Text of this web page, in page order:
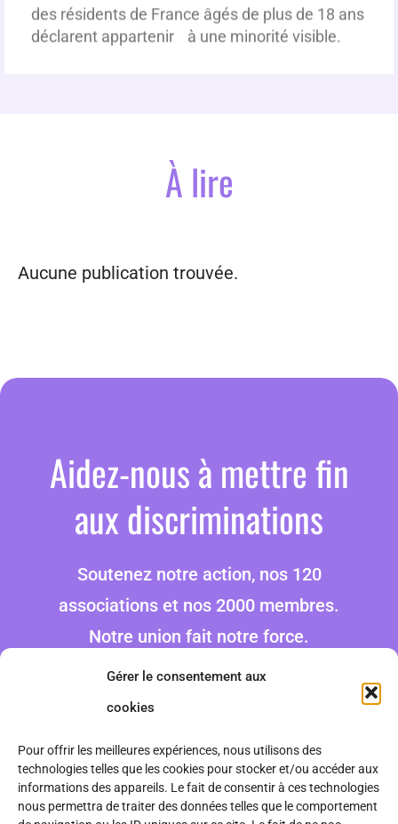
Gérer le consentement aux
cookies
Pour offrir les meilleures expériences, nous utilisons des
technologies telles que les cookies pour stocker et/ou accéder aux
informations des appareils. Le fait de consentir à ces technologies
nous permettra de traiter des données telles que le comportement
des résidents de France âgés de plus de 18 ans
déclarent appartenir à une minorité visible.
À lire
Aucune publication trouvée.
Aidez-nous à mettre fin
aux discriminations
Soutenez notre action, nos 120
associations et nos 2000 membres.
Notre union fait notre force.